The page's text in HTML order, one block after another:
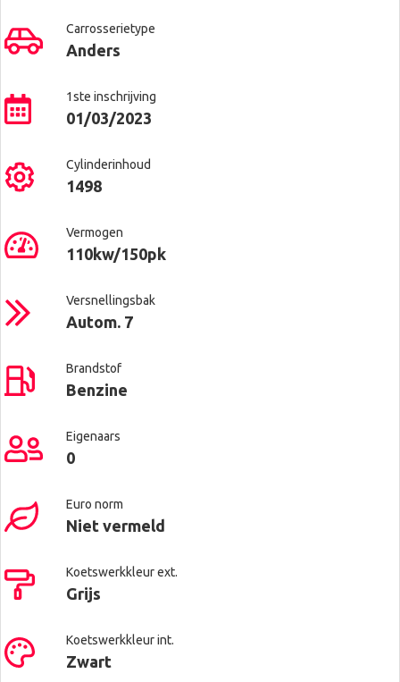
Carrosserietype
Anders
1ste inschrijving
01/03/2023
Cylinderinhoud
1498
Vermogen
110kw/150pk
Versnellingsbak
Autom. 7
Brandstof
Benzine
Eigenaars
0
Euro norm
Niet vermeld
Koetswerkkleur ext.
Grijs
Koetswerkkleur int.
Zwart